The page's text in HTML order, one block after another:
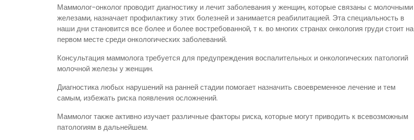
Маммолог-онколог проводит диагностику и лечит заболевания у женщин, которые связаны с молочными
железами, назначает профилактику этих болезней и занимается реабилитацией. Эта специальность в
наши дни становится все более и более востребованной, т к. во многих странах онкология груди стоит на
первом месте среди онкологических заболеваний.
Консультация маммолога требуется для предупреждения воспалительных и онкологических патологий
молочной железы у женщин.
Диагностика любых нарушений на ранней стадии помогает назначить своевременное лечение и тем
самым, избежать риска появления осложнений.
Маммолог также активно изучает различные факторы риска, которые могут приводить к всевозможным
патологиям в дальнейшем.